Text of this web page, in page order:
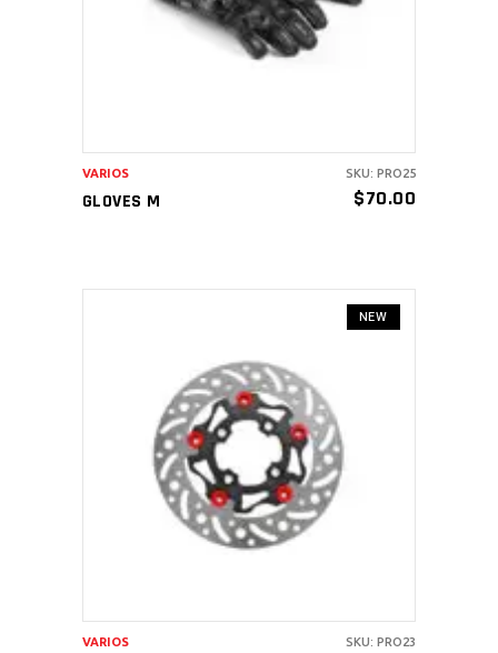
GLOVES M $70.00
VARIOS SKU: PRO25
NEW
AÑADIR AL CARRITO
VARIOS SKU: PRO23